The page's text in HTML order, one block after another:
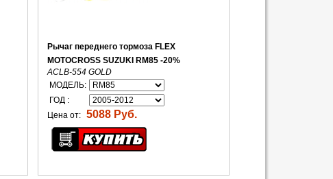
Рычаг переднего тормоза FLEX
MOTOCROSS SUZUKI RM85 -20%
ACLB-554 GOLD
МОДЕЛЬ:
ГОД :
Цена от: 5088 Руб.